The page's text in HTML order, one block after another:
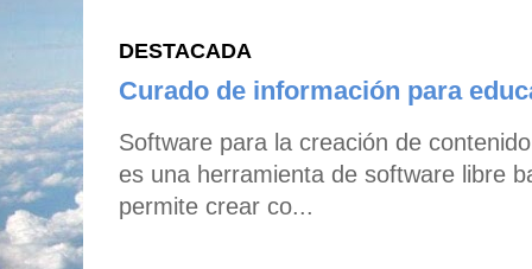
DESTACADA
Curado de información para
Software para la creación de
es una herramienta de software libre
permite crear co...